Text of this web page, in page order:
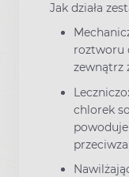
Jak działa
roztworu
zewnątrz
chlorek